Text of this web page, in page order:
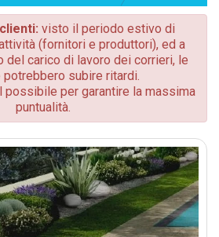
visto il periodo estivo di
(fornitori e produttori), ed a
del carico di lavoro dei corrieri, le
subire ritardi.
possibile per garantire la massima
puntualità.